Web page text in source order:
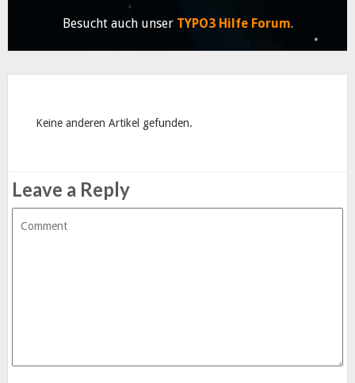
Besucht auch unser TYPO3 Hilfe Forum.
Keine anderen Artikel gefunden.
Leave a Reply